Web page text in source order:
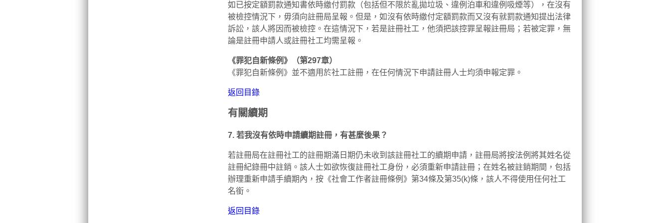
如已按定額罰款通知書依時繳付罰款（包括但不限於亂拋垃圾、違例泊車和違例吸煙等），在沒有
被檢控情況下，毋須向註冊局呈報。但是，如沒有依時繳付定額罰款而又沒有就罰款通知提出法律
訴訟，該人將因而被檢控。在這情況下，若是註冊社工，他須把該控罪呈報註冊局；若被定罪，無
論是註冊申請人或註冊社工均需呈報。
《罪犯自新條例》（第297章）
《罪犯自新條例》並不適用於社工註冊，在任何情況下申請註冊人士均須申報定罪。
返回目錄
有關續期
7. 若我沒有依時申請續期註冊，有甚麼後果？
若註冊局在註冊社工的註冊期滿日期仍未收到該註冊社工的續期申請，註冊局將按法例將其姓名從
註冊紀錄冊中註銷。該人士如欲恢復註冊社工身份，必須重新申請註冊；在姓名被註銷期間，包括
辦理重新申請手續期內，按《社會工作者註冊條例》第34條及第35(k)條，該人不得使用任何社工
名銜。
返回目錄